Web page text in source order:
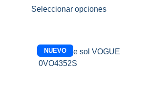
Seleccionar opciones
NUEVO